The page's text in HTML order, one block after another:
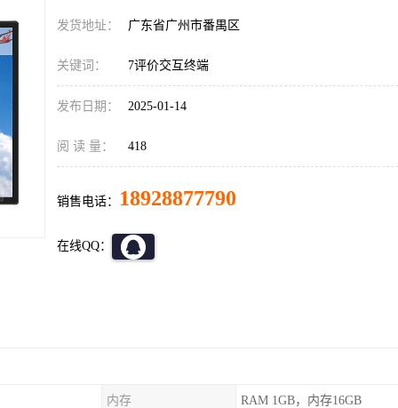
发货地址： 广东省广州市番禺区
关键词： 7评价交互终端
发布日期： 2025-01-14
阅 读 量： 418
销售电话： 18928877790
在线QQ：
内存 RAM 1GB，内存16GB